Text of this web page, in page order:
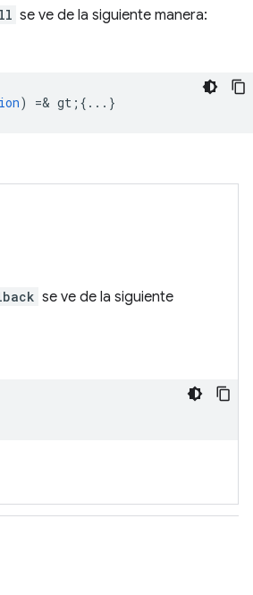
se ve de la siguiente manera:
) =& gt;{...}
se ve de la siguiente